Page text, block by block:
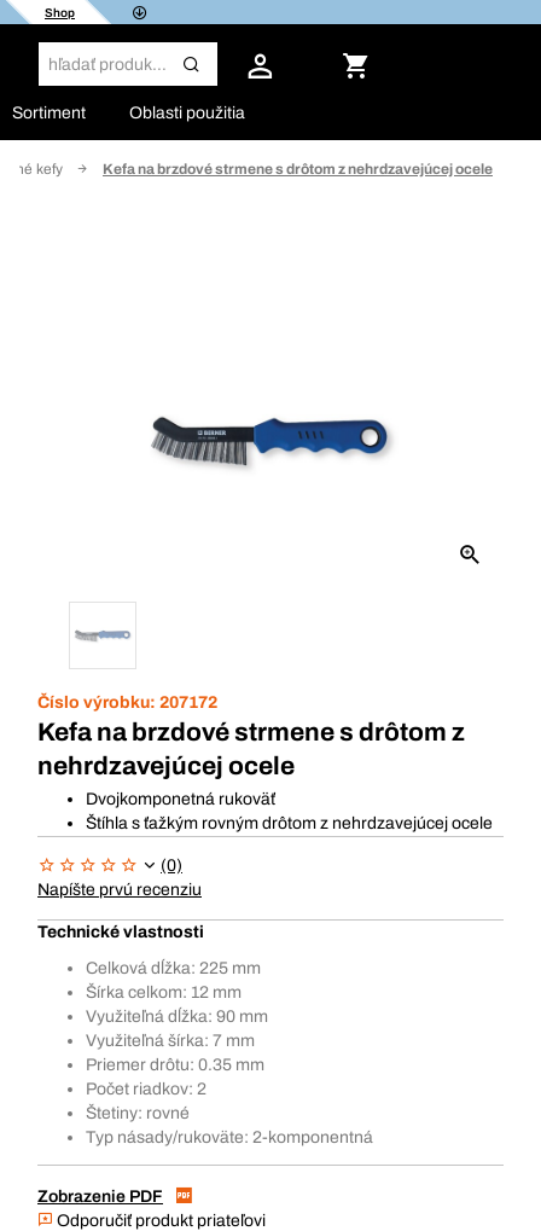
Shop
Sortiment Oblasti použitia
kefy Kefa na brzdové strmene s drôtom z nehrdzavejúcej ocele
Číslo výrobku: 207172
Kefa na brzdové strmene s drôtom z
nehrdzavejúcej ocele
Dvojkomponetná rukoväť
Štíhla s ťažkým rovným drôtom z nehrdzavejúcej ocele
(0)
Napíšte prvú recenziu
Technické vlastnosti
Celková dĺžka: 225 mm
Šírka celkom: 12 mm
Využiteľná dĺžka: 90 mm
Využiteľná šírka: 7 mm
Priemer drôtu: 0.35 mm
Počet riadkov: 2
Štetiny: rovné
Typ násady/rukoväte: 2-komponentná
Zobrazenie PDF
Odporučiť produkt priateľovi